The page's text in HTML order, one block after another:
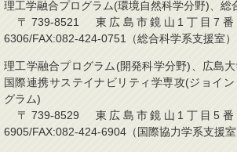
理工学融合プログラム(環境自然科学分野)、総
〒739-8521 東広島市鏡山1丁目7
6306/FAX:082-424-0751（総合科学系支援室）
理工学融合プログラム(開発科学分野)、広島
国際連携サステイナビリティ学専攻(ジョイ
グラム)
〒739-8529 東広島市鏡山1丁目5
6905/FAX:082-424-6904（国際協力学系支援室